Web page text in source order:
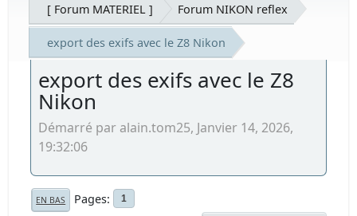
[ Forum MATERIEL ] Forum NIKON reflex
export des exifs avec le Z8 Nikon
export des exifs avec le Z8
Nikon
Démarré par alain.tom25, Janvier 14, 2026,
19:32:06
EN BAS Pages 1